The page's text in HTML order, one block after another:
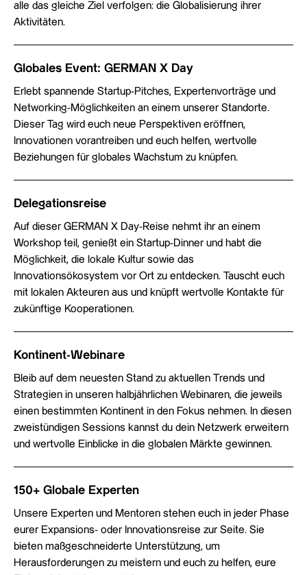
alle das gleiche Ziel verfolgen: die Globalisierung ihrer
Aktivitäten.
Globales Event: GERMAN X Day
Erlebt spannende Startup-Pitches, Expertenvorträge und
Networking-Möglichkeiten an einem unserer Standorte.
Dieser Tag wird euch neue Perspektiven eröffnen,
Innovationen vorantreiben und euch helfen, wertvolle
Beziehungen für globales Wachstum zu knüpfen.
Delegationsreise
Auf dieser GERMAN X Day-Reise nehmt ihr an einem
Workshop teil, genießt ein Startup-Dinner und habt die
Möglichkeit, die lokale Kultur sowie das
Innovationsökosystem vor Ort zu entdecken. Tauscht euch
mit lokalen Akteuren aus und knüpft wertvolle Kontakte für
zukünftige Kooperationen.
Kontinent-Webinare
Bleib auf dem neuesten Stand zu aktuellen Trends und
Strategien in unseren halbjährlichen Webinaren, die jeweils
einen bestimmten Kontinent in den Fokus nehmen. In diesen
zweistündigen Sessions kannst du dein Netzwerk erweitern
und wertvolle Einblicke in die globalen Märkte gewinnen.
150+ Globale Experten
Unsere Experten und Mentoren stehen euch in jeder Phase
eurer Expansions- oder Innovationsreise zur Seite. Sie
bieten maßgeschneiderte Unterstützung, um
Herausforderungen zu meistern und euch zu helfen, eure